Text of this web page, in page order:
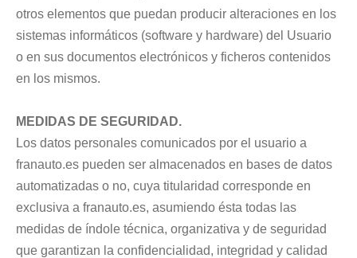
otros elementos que puedan producir alteraciones en los
sistemas informáticos (software y hardware) del Usuario
o en sus documentos electrónicos y ficheros contenidos
en los mismos.
MEDIDAS DE SEGURIDAD.
Los datos personales comunicados por el usuario a
franauto.es pueden ser almacenados en bases de datos
automatizadas o no, cuya titularidad corresponde en
exclusiva a franauto.es, asumiendo ésta todas las
medidas de índole técnica, organizativa y de seguridad
que garantizan la confidencialidad, integridad y calidad